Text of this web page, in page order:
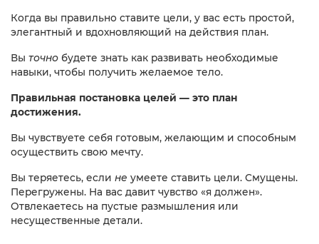
Когда вы правильно ставите цели, у вас есть простой,
элегантный и вдохновляющий на действия план.
Вы точно будете знать как развивать необходимые
навыки, чтобы получить желаемое тело.
Правильная постановка целей — это план
достижения.
Вы чувствуете себя готовым, желающим и способным
осуществить свою мечту.
Вы теряетесь, если не умеете ставить цели. Смущены.
Перегружены. На вас давит чувство «я должен».
Отвлекаетесь на пустые размышления или
несущественные детали.